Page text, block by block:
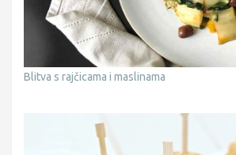
Blitva s rajčicama i maslinama